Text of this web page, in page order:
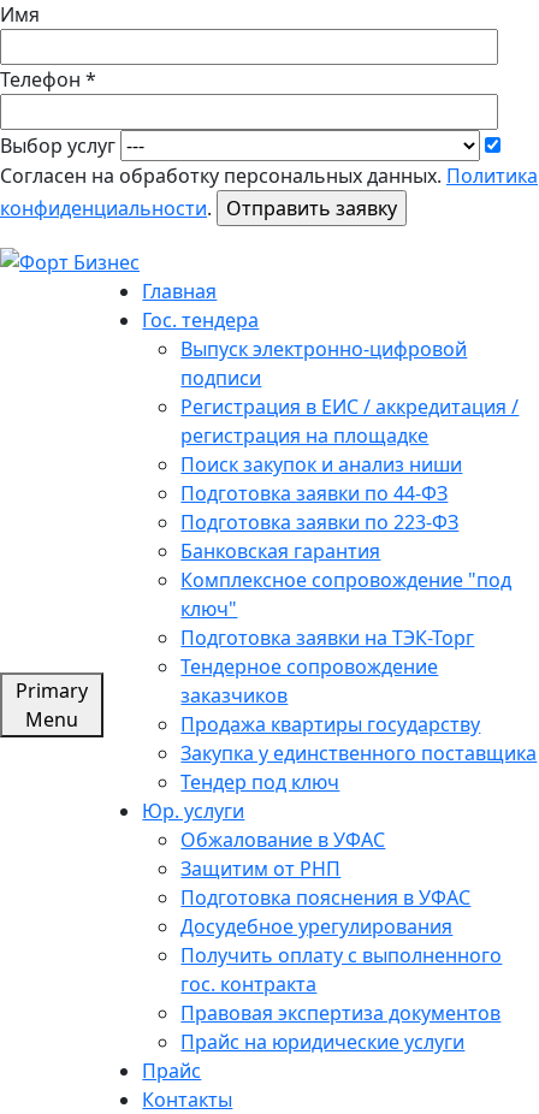
Имя
Телефон *
Выбор услуг
Согласен на обработку персональных данных. Политика
конфиденциальности.
Primary
Menu
Главная
Гос. тендера
Выпуск электронно-цифровой
подписи
Регистрация в ЕИС / аккредитация /
регистрация на площадке
Поиск закупок и анализ ниши
Подготовка заявки по 44-ФЗ
Подготовка заявки по 223-ФЗ
Банковская гарантия
Комплексное сопровождение "под
ключ"
Подготовка заявки на ТЭК-Торг
Тендерное сопровождение
заказчиков
Продажа квартиры государству
Закупка у единственного поставщика
Тендер под ключ
Юр. услуги
Обжалование в УФАС
Защитим от РНП
Подготовка пояснения в УФАС
Досудебное урегулирования
Получить оплату с выполненного
гос. контракта
Правовая экспертиза документов
Прайс на юридические услуги
Прайс
Контакты